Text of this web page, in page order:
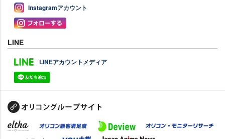
Instagramアカウント
LINE
LINEアカウントメディア